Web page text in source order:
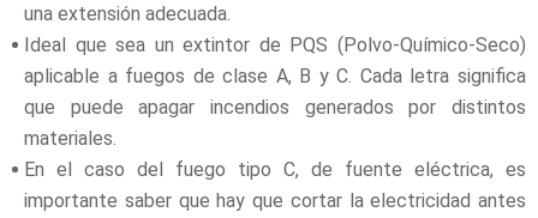
una extensión adecuada.
Ideal que sea un extintor de PQS (Polvo-Químico-Seco)
aplicable a fuegos de clase A, B y C. Cada letra significa
que puede apagar incendios generados por distintos
materiales.
En el caso del fuego tipo C, de fuente eléctrica, es
importante saber que hay que cortar la electricidad antes